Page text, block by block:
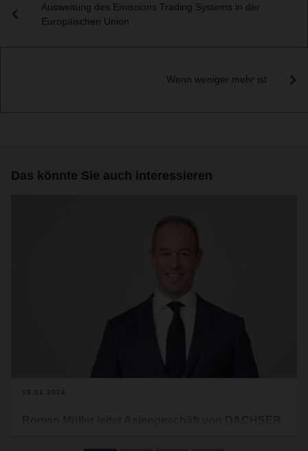
Ausweitung des Emissions Trading Systems in der
Europäischen Union
Wenn weniger mehr ist
Das könnte Sie auch interessieren
19.01.2024